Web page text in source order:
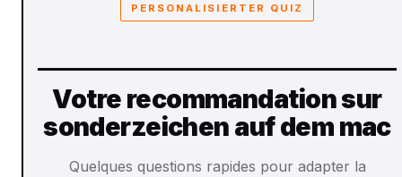
PERSONALISIERTER QUIZ
Votre recommandation sur
sonderzeichen auf dem mac
Quelques questions rapides pour adapter la